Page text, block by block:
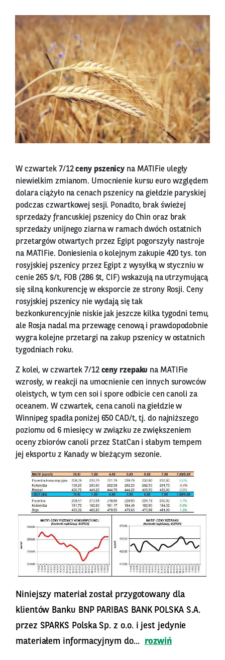
W czwartek 7/12ceny pszenicy na MATIFie uległy
niewielkim zmianom. Umocnienie kursu euro względem
dolara ciążyło na cenach pszenicy na giełdzie paryskiej
podczas czwartkowej sesji. Ponadto, brak świeżej
sprzedaży francuskiej pszenicy do Chin oraz brak
sprzedaży unijnego ziarna w ramach dwóch ostatnich
przetargów otwartych przez Egipt pogorszyły nastroje
na MATIFie. Doniesienia o kolejnym zakupie 420 tys. ton
rosyjskiej pszenicy przez Egipt z wysyłką w styczniu w
cenie 265 $/t, FOB (286 $t, CIF) wskazują na utrzymującą
się silną konkurencję w eksporcie ze strony Rosji. Ceny
rosyjskiej pszenicy nie wydają się tak
bezkonkurencyjnie niskie jak jeszcze kilka tygodni temu,
ale Rosja nadal ma przewagę cenową i prawdopodobnie
wygra kolejne przetargi na zakup pszenicy w ostatnich
tygodniach roku.
Z kolei, w czwartek 7/12ceny rzepaku na MATIFie
wzrosły, w reakcji na umocnienie cen innych surowców
oleistych, w tym cen soi i spore odbicie cen canoli za
oceanem. W czwartek, cena canoli na giełdzie w
Winnipeg spadła poniżej 650 CAD/t, tj. do najniższego
poziomu od 6 miesięcy w związku ze zwiększeniem
oceny zbiorów canoli przez StatCan i słabym tempem
jej eksportu z Kanady w bieżącym sezonie.
Niniejszy materiał został przygotowany dla
klientów Banku BNP PARIBAS BANK POLSKA S.A.
przez SPARKS Polska Sp. z o.o. i jest jedynie
materiałem informacyjnym do...
rozwiń